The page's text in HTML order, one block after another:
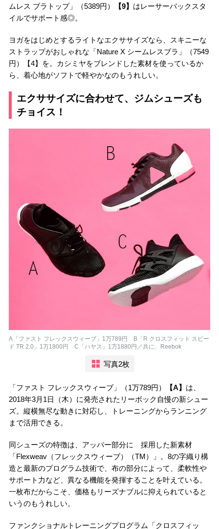
ムレス ブラトップ」（5389円）
【9】 はレーサーバックスタ
イルでサポート感◎。
ヨガをはじめとするライトなエクササイズなら、スキニーな
ストラップがおしゃれな「Nature X シームレスブラ」（7549
円）【4】を。カシミヤをブレンドした素材を使っているか
ら、着心地がソフトで軽やかなのもうれしい。
エクササイズに合わせて、ジムシューズも
チョイス！
A「ファスト フレックスウィーブ」1万789円 B「R クロスフィット スピー
ド TR 2.0」1万1800円 C「ハヤス」1万1880円／共に、Reebok
写真2枚
「ファスト フレックスウィーブ」（1万789円） 【A】 は、
2018年3月1日（木）に発売されたリーボック自慢の新シュー
ズ。縦横無尽な動きに対応し、トレーニングからランニング
まで活用できる。
同シューズの特徴は、アッパー部分に 採用した新素材
「Flexweav（フレックスウィーブ）（TM）」。8の字織り構
造と最新のプログラム技術で、布の部分によって、柔軟性や
サポート力など、異なる機能を発揮することを叶えている。
一枚布だからこそ、価格もリーズナブルに抑えられていると
いうのもうれしい。
ファンクショナルトレーニングプログラム「クロスフィッ